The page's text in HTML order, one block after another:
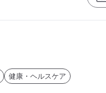
健康・ヘルスケア